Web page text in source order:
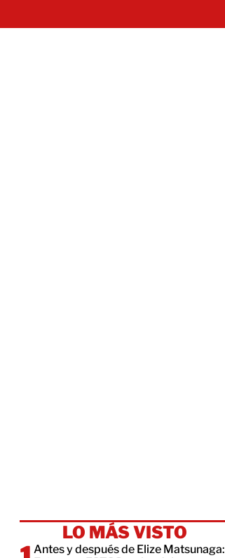
LO MÁS VISTO
Antes y después de Elize Matsunaga: